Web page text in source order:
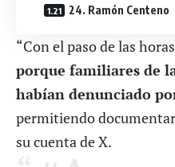
24. Ramón Centeno
“Con el paso de las
porque familiares de
habían denunciado
permitiendo
su cuenta de X.